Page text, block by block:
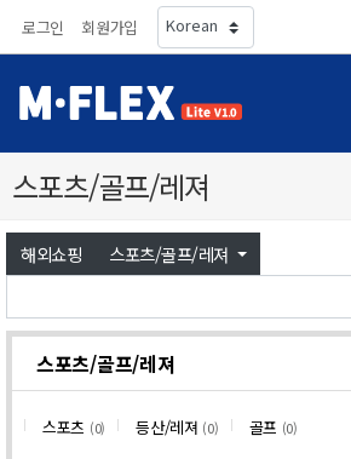
로그인 회원가입
스포츠/골프/레져
해외쇼핑
스포츠/골프/레져
스포츠/골프/레져
스포츠 (0) 등산/레져 (0) 골프 (0)